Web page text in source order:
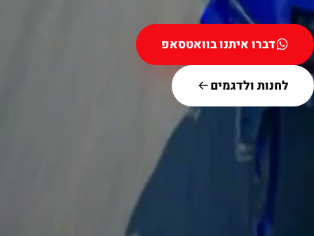
דברו איתנו בוואטסאפ
לחנות ולדגמים